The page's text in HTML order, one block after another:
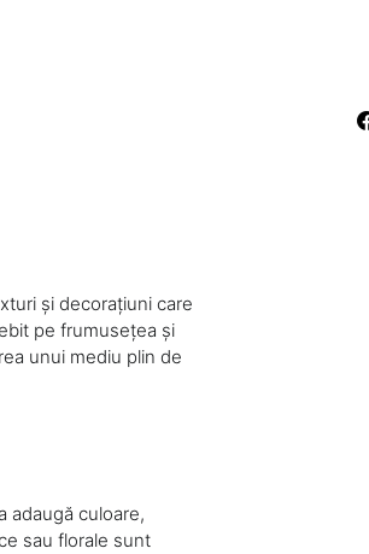
și decorațiuni care
pe frumusețea și
unui mediu plin de
adaugă culoare,
sau florale sunt